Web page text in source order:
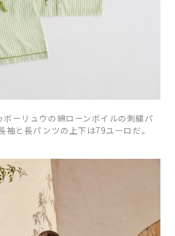
ーリュウの綿ローンボイルの刺繍パ
袖と長パンツの上下は79ユーロだ。